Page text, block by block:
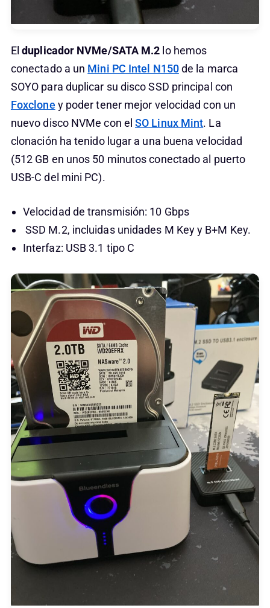
Elduplicador NVMe/SATA M.2 lo hemos
conectado a un Mini PC Intel N150de la marca
SOYO para duplicar su disco SSD principal con
Foxclone y poder tener mejor velocidad con un
nuevo disco NVMe con elSO Linux Mint. La
clonación ha tenido lugar a una buena velocidad
(512 GB en unos 50 minutos conectado al puerto
USB-C del mini PC).
Velocidad de transmisión: 10 Gbps
SSD M.2, incluidas unidades M Key y B+M Key.
Interfaz: USB 3.1 tipo C